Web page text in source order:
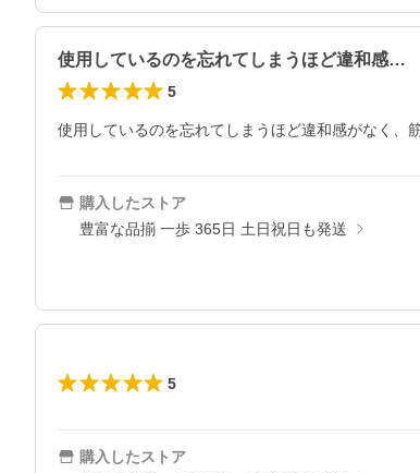
使用しているのを忘れてしまうほど違和感…
5
使用しているのを忘れてしまうほど違和感がなく、
購入したストア
豊富な品揃 一歩 365日 土日祝日も発送
5
購入したストア